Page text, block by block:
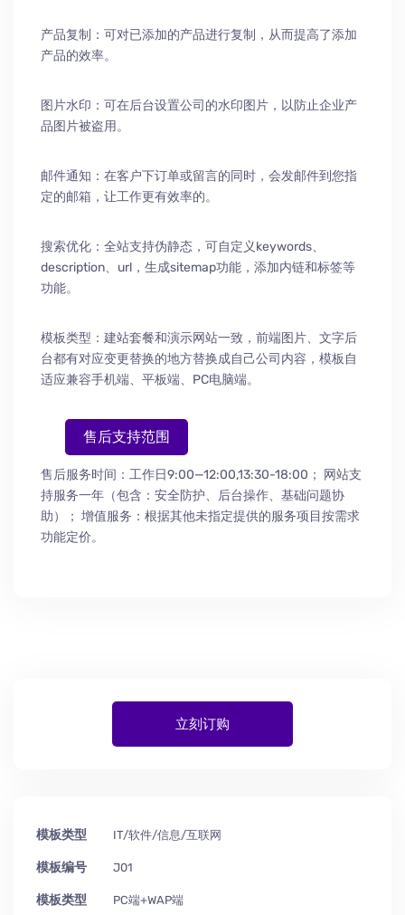
产品复制：可对已添加的产品进行复制，从而提高了添加
产品的效率。
图片水印：可在后台设置公司的水印图片，以防止企业产
品图片被盗用。
邮件通知：在客户下订单或留言的同时，会发邮件到您指
定的邮箱，让工作更有效率的。
搜索优化：全站支持伪静态，可自定义keywords、
description、url，生成sitemap功能，添加内链和标签等
功能。
模板类型：建站套餐和演示网站一致，前端图片、文字后
台都有对应变更替换的地方替换成自己公司内容，模板自
适应兼容手机端、平板端、PC电脑端。
售后支持范围
售后服务时间：工作日9:00—12:00,13:30-18:00；
网站支
持服务一年（包含：安全防护、 后台操作、 基础问题协
助）
； 增值服务：根据其他未指定提供的服务项目按需求
功能定价。
立刻订购
模板类型 IT/软件/信息/互联网
模板编号 J01
模板类型 PC端+WAP端